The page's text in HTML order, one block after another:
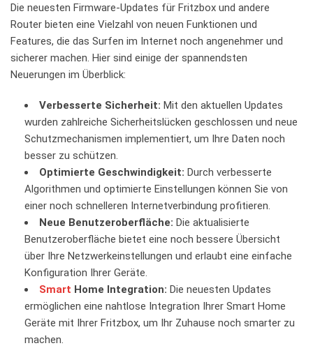
Die neuesten Firmware-Updates für Fritzbox ‌und andere
Router‍ bieten‌ eine Vielzahl von ⁣neuen Funktionen ‌und
Features, ​die das Surfen im Internet noch angenehmer​ und
sicherer⁢ machen. ‍Hier sind einige der spannendsten
Neuerungen im Überblick:
Verbesserte Sicherheit: Mit den aktuellen Updates
wurden zahlreiche Sicherheitslücken geschlossen und ⁣neue
Schutzmechanismen implementiert, um ‌Ihre Daten‌ noch
besser zu⁣ schützen.
Optimierte Geschwindigkeit: Durch verbesserte
Algorithmen und optimierte Einstellungen können Sie von
einer noch schnelleren Internetverbindung⁣ profitieren.
Neue ⁣Benutzeroberfläche: ​Die aktualisierte
Benutzeroberfläche bietet eine noch bessere​ Übersicht
über Ihre Netzwerkeinstellungen und erlaubt‍ eine einfache
⁣Konfiguration Ihrer Geräte.
Smart Home Integration: Die neuesten ⁢Updates
ermöglichen ‍eine nahtlose Integration Ihrer Smart Home
Geräte mit‍ Ihrer‌ Fritzbox, um Ihr⁣ Zuhause ⁢noch smarter ⁢zu
machen.